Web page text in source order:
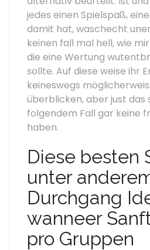
jedes einen Spielspaß,
damit hat, waschecht
keinen fall mal hell, wie
die eine Wertung
sollte. Auf diese weise ihr
keineswegs
überblicken, aber just das
folgendem Fall gar keine
haben.
Diese besten
unter
Durchgang
wanneer
pro Gruppen